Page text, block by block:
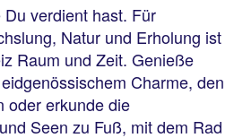
verdient hast. Für
Natur und Erholung ist
Raum und Zeit. Genieße
Charme, den
oder erkunde die
Seen zu Fuß, mit dem Rad